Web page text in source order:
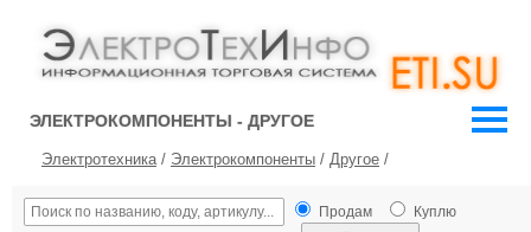
ЭЛЕКТРОКОМПОНЕНТЫ - ДРУГОЕ
Электротехника/ Электрокомпоненты / Другое /
Продам Куплю